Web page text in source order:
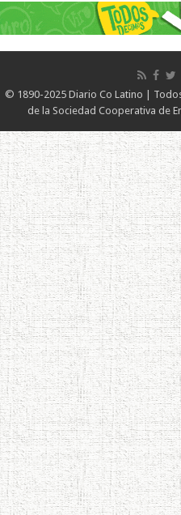
© 1890-2025 Diario Co Latino |
de la Sociedad Cooperativa de